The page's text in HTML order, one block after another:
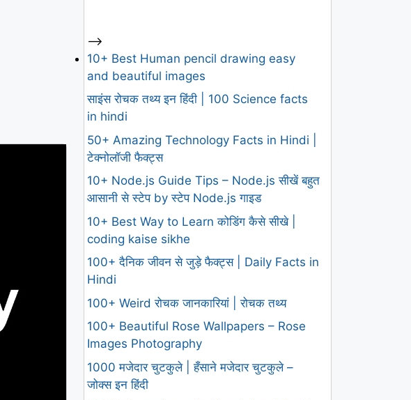
-->
10+ Best Human pencil drawing easy
and beautiful images
साइंस रोचक तथ्य इन हिंदी | 100 Science facts
in hindi
50+ Amazing Technology Facts in Hindi |
टेक्नोलॉजी फैक्ट्स
10+ Node.js Guide Tips – Node.js सीखें बहुत
आसानी से स्टेप by स्टेप Node.js गाइड
10+ Best Way to Learn कोडिंग कैसे सीखे |
coding kaise sikhe
100+ दैनिक जीवन से जुड़े फैक्ट्स | Daily Facts in
Hindi
100+ Weird रोचक जानकारियां | रोचक तथ्य
100+ Beautiful Rose Wallpapers – Rose
Images Photography
1000 मजेदार चुटकुले | हँसाने मजेदार चुटकुले –
जोक्स इन हिंदी